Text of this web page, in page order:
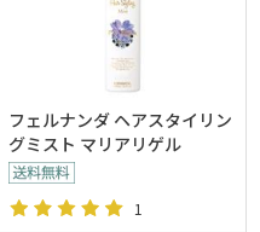
フェルナンダ ヘアスタイリン
グミスト マリアリゲル
1